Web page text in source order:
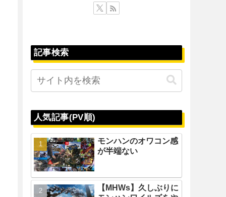
記事検索
人気記事(PV順)
モンハンのオワコン感
が半端ない
【MHWs】久しぶりに